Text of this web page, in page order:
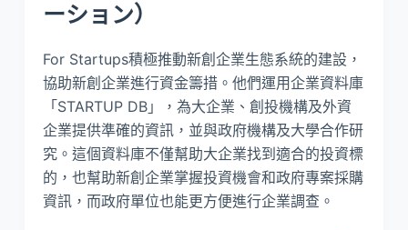
ーション）
For Startups積極推動新創企業生態系統的建設，
協助新創企業進行資金籌措。他們運用企業資料庫
「STARTUP DB」，為大企業、創投機構及外資
企業提供準確的資訊，並與政府機構及大學合作研
究。這個資料庫不僅幫助大企業找到適合的投資標
的，也幫助新創企業掌握投資機會和政府專案採購
資訊，而政府單位也能更方便進行企業調查。